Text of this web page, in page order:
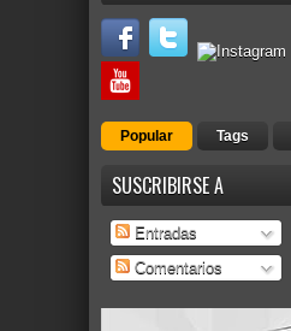
Popular Tags
SUSCRIBIRSE A
Entradas
Comentarios